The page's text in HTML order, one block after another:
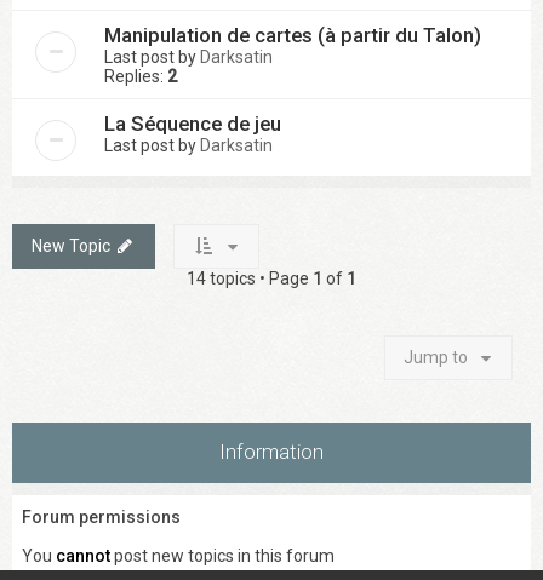
Manipulation de cartes (à partir du Talon)
Last post by Darksatin
Replies: 2
La Séquence de jeu
Last post by Darksatin
New Topic
14 topics • Page 1 of 1
Jump to
Information
Forum permissions
You cannotpost new topics in this forum